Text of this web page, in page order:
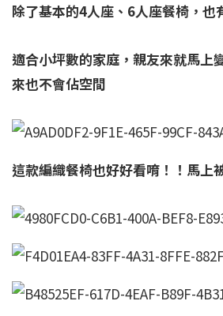
除了基本的4人座、6人座餐椅，也
適合小坪數的家庭，親友來就馬上
來也不會佔空間
這款編織餐椅也好好看唷！！馬上